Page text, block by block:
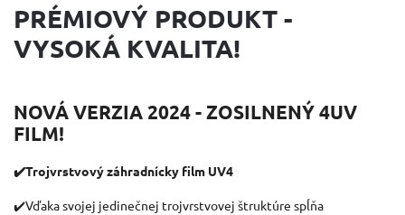
PRÉMIOVÝ PRODUKT -
VYSOKÁ KVALITA!
NOVÁ VERZIA 2024 - ZOSILNENÝ 4UV
FILM!
✔️Trojvrstvový záhradnícky film UV4
✔️Vďaka svojej jedinečnej trojvrstvovej štruktúre spĺňa